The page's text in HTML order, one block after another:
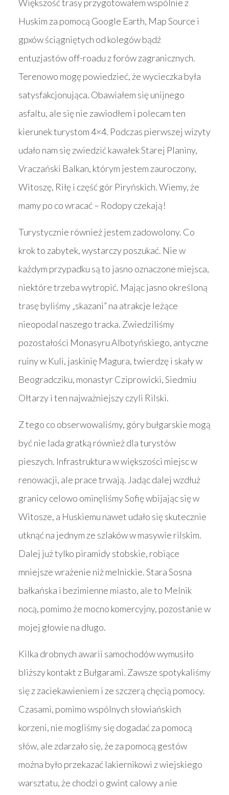
Większość trasy przygotowałem wspólnie z
Huskim za pomocą Google Earth, Map Source i
gpxów ściągniętych od kolegów bądź
entuzjastów off-roadu z forów zagranicznych.
Terenowo mogę powiedzieć, że wycieczka była
satysfakcjonująca. Obawiałem się unijnego
asfaltu, ale się nie zawiodłem i polecam ten
kierunek turystom 4×4. Podczas pierwszej wizyty
udało nam się zwiedzić kawałek Starej Planiny,
Vraczański Balkan, którym jestem zauroczony,
Witoszę, Riłę i część gór Piryńskich. Wiemy, że
mamy po co wracać – Rodopy czekają!
Turystycznie również jestem zadowolony. Co
krok to zabytek, wystarczy poszukać. Nie w
każdym przypadku są to jasno oznaczone miejsca,
niektóre trzeba wytropić. Mając jasno określoną
trasę byliśmy „skazani” na atrakcje leżące
nieopodal naszego tracka. Zwiedziliśmy
pozostałości Monasyru Albotyńskiego, antyczne
ruiny w Kuli, jaskinię Magura, twierdzę i skały w
Beogradcziku, monastyr Cziprowicki, Siedmiu
Ołtarzy i ten najważniejszy czyli Rilski.
Z tego co obserwowaliśmy, góry bułgarskie mogą
być nie lada gratką również dla turystów
pieszych. Infrastruktura w większości miejsc w
renowacji, ale prace trwają. Jadąc dalej wzdłuż
granicy celowo ominęliśmy Sofię wbijając się w
Witosze, a Huskiemu nawet udało się skutecznie
utknąć na jednym ze szlaków w masywie rilskim.
Dalej już tylko piramidy stobskie, robiące
mniejsze wrażenie niż melnickie. Stara Sosna
bałkańska i bezimienne miasto, ale to Melnik
nocą, pomimo że mocno komercyjny, pozostanie w
mojej głowie na długo.
Kilka drobnych awarii samochodów wymusiło
bliższy kontakt z Bułgarami. Zawsze spotykaliśmy
się z zaciekawieniem i ze szczerą chęcią pomocy.
Czasami, pomimo wspólnych słowiańskich
korzeni, nie mogliśmy się dogadać za pomocą
słów, ale zdarzało się, że za pomocą gestów
można było przekazać lakiernikowi z wiejskiego
warsztatu, że chodzi o gwint calowy a nie